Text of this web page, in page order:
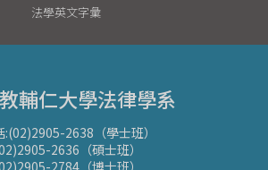
法學英文字彙
輔仁大學法律學系
:(02)2905-2638（學士班）
2636（碩士班）